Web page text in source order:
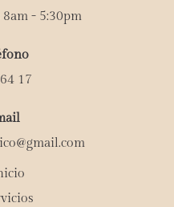
- 5:30pm
17